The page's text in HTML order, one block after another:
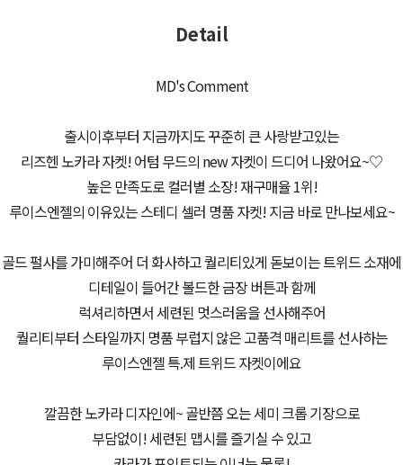
Detail
MD's Comment
출시이후부터 지금까지도 꾸준히 큰 사랑받고있는
리즈헨 노카라 자켓! 어텀 무드의 new 자켓이 드디어 나왔어요~♡
높은 만족도로 컬러별 소장! 재구매율 1위!
루이스엔젤의 이유있는 스테디 셀러 명품 자켓! 지금 바로 만나보세요~
골드 펄사를 가미해주어 더 화사하고 퀄리티있게 돋보이는 트위드 소재에
디테일이 들어간 볼드한 금장 버튼과 함께
럭셔리하면서 세련된 멋스러움을 선사해주어
퀄리티부터 스타일까지 명품 부럽지 않은 고품격 매리트를 선사하는
루이스엔젤 특.제 트위드 자켓이에요
깔끔한 노카라 디자인에~ 골반쯤 오는 세미 크롭 기장으로
부담없이! 세련된 맵시를 즐기실 수 있고